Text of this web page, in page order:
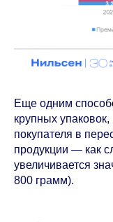
Еще одним
крупных
покупателя в
продукции — как
увеличивается
800 грамм).